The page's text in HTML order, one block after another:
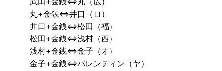
丸+金銭⇔井口（ロ）
井口+金銭⇔松田（福）
松田+金銭⇔浅村（西）
浅村+金銭⇔金子（オ）
金子+金銭⇔バレンティン（ヤ）